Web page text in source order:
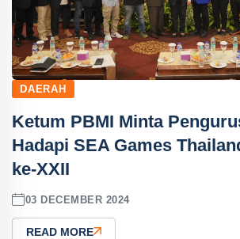
DAERAH
Ketum PBMI Minta
Hadapi SEA Games
ke-XXII
03 DECEMBER 2024
READ MORE